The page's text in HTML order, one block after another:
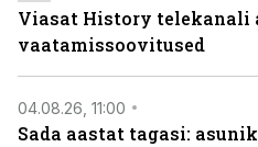
Viasat History telekanali
vaatamissoovitused
04.08.26, 11:00
Sada aastat tagasi: